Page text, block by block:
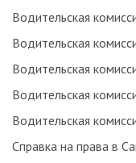
Водительская
Водительская
Водительская
Водительская
Водительская
Справка на права в